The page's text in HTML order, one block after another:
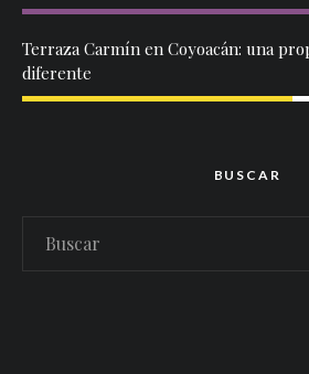
Terraza Carmín en Coyoacán: una
diferente
BUSCAR